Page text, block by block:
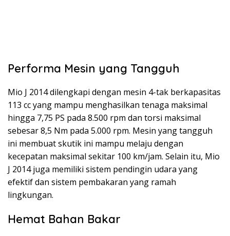
Performa Mesin yang Tangguh
Mio J 2014 dilengkapi dengan mesin 4-tak berkapasitas
113 cc yang mampu menghasilkan tenaga maksimal
hingga 7,75 PS pada 8.500 rpm dan torsi maksimal
sebesar 8,5 Nm pada 5.000 rpm. Mesin yang tangguh
ini membuat skutik ini mampu melaju dengan
kecepatan maksimal sekitar 100 km/jam. Selain itu, Mio
J 2014 juga memiliki sistem pendingin udara yang
efektif dan sistem pembakaran yang ramah
lingkungan.
Hemat Bahan Bakar